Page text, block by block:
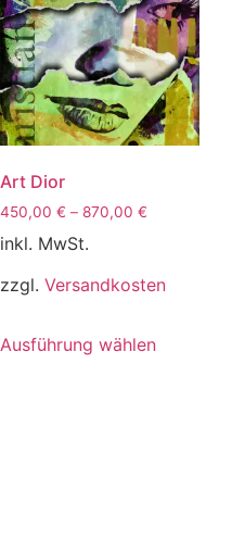
Art Dior
450,00 € – 870,00 €
inkl. MwSt.
zzgl. Versandkosten
Ausführung wählen